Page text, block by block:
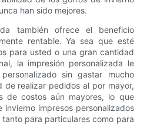
han sido mejores.
también ofrece el beneficio
rentable. Ya sea que esté
para usted o una gran cantidad
la impresión personalizada le
sin gastar mucho
de realizar pedidos al por mayor,
de costos aún mayores, lo que
invierno impresos personalizados
para particulares como para